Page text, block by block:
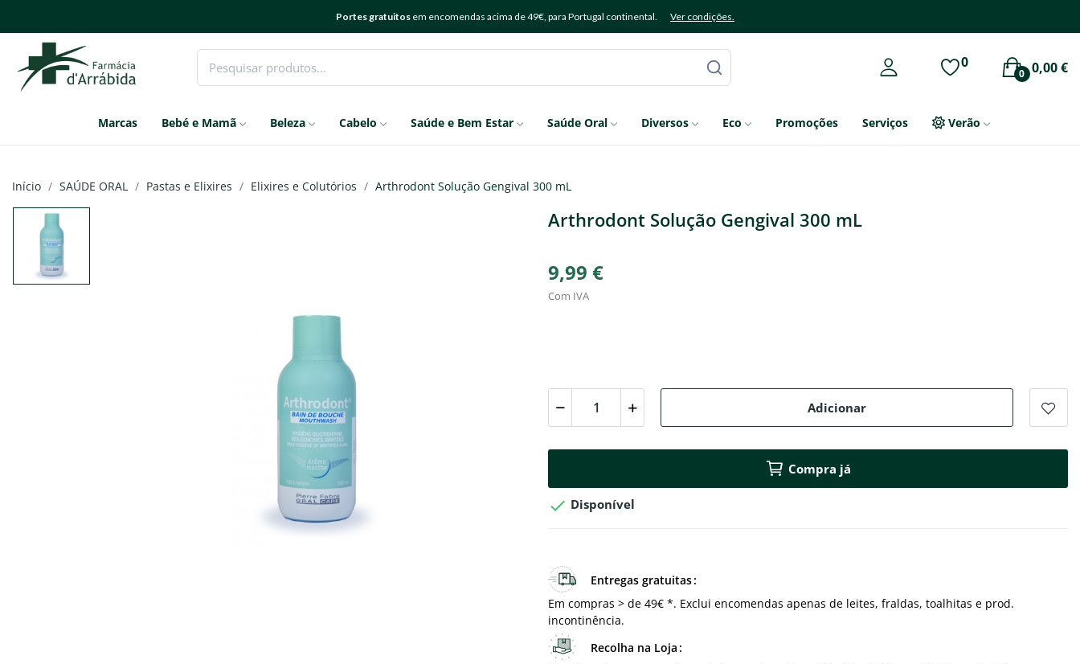
Portes gratuitos em encomendas acima de 49€, para Portugal continental. Ver condições.
0 0,00 €
0
Marcas Bebé e Mamã Beleza Cabelo Saúde e Bem Estar Saúde Oral Diversos Eco Promoções Serviços Verão
Início SAÚDE ORAL Pastas e Elixires Elixires e Colutórios Arthrodont Solução Gengival 300 mL
Arthrodont Solução Gengival 300 mL
9,99 €
Com IVA
Adicionar
Compra já
 Disponível
Entregas gratuitas
Em compras > de 49€ *. Exclui encomendas apenas de leites, fraldas, toalhitas e prod.
incontinência.
Recolha na Loja